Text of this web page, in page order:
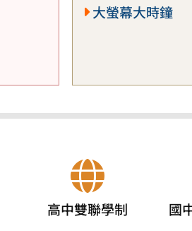
大螢幕大時鐘
高中雙聯學制 國